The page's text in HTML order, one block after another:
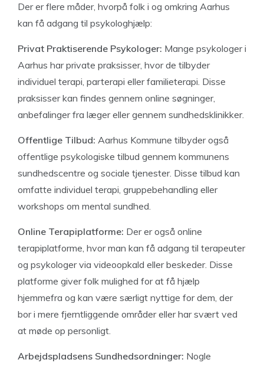
Der er flere måder, hvorpå folk i og omkring Aarhus
kan få adgang til psykologhjælp:
Privat Praktiserende Psykologer: Mange psykologer i
Aarhus har private praksisser, hvor de tilbyder
individuel terapi, parterapi eller familieterapi. Disse
praksisser kan findes gennem online søgninger,
anbefalinger fra læger eller gennem sundhedsklinikker.
Offentlige Tilbud: Aarhus Kommune tilbyder også
offentlige psykologiske tilbud gennem kommunens
sundhedscentre og sociale tjenester. Disse tilbud kan
omfatte individuel terapi, gruppebehandling eller
workshops om mental sundhed.
Online Terapiplatforme: Der er også online
terapiplatforme, hvor man kan få adgang til terapeuter
og psykologer via videoopkald eller beskeder. Disse
platforme giver folk mulighed for at få hjælp
hjemmefra og kan være særligt nyttige for dem, der
bor i mere fjerntliggende områder eller har svært ved
at møde op personligt.
Arbejdspladsens Sundhedsordninger: Nogle